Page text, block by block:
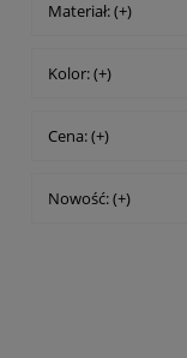
Materiał: (+)
Kolor: (+)
Cena: (+)
Nowość: (+)